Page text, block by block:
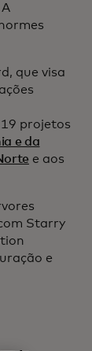
que visa
projetos
e da
e aos
Starry
e